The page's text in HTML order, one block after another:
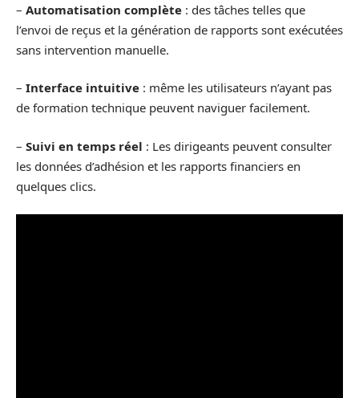
– Automatisation complète : des tâches telles que
l’envoi de reçus et la génération de rapports sont exécutées
sans intervention manuelle.
– Interface intuitive : même les utilisateurs n’ayant pas
de formation technique peuvent naviguer facilement.
– Suivi en temps réel : Les dirigeants peuvent consulter
les données d’adhésion et les rapports financiers en
quelques clics.